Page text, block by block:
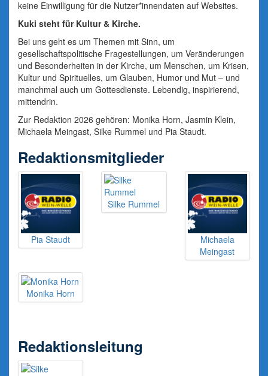
keine Einwilligung für die Nutzer*innendaten auf Websites.
Kuki steht für Kultur & Kirche.
Bei uns geht es um Themen mit Sinn, um
gesellschaftspolitische Fragestellungen, um Veränderungen
und Besonderheiten in der Kirche, um Menschen, um Krisen,
Kultur und Spirituelles, um Glauben, Humor und Mut – und
manchmal auch um Gottesdienste. Lebendig, inspirierend,
mittendrin.
Zur Redaktion 2026 gehören: Monika Horn, Jasmin Klein,
Michaela Meingast, Silke Rummel und Pia Staudt.
Redaktionsmitglieder
Pia Staudt
Silke Rummel
Michaela
Meingast
Monika Horn
Redaktionsleitung